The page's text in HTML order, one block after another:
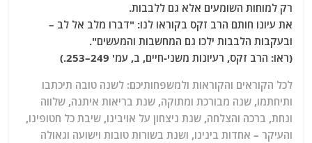
רק למוחות השומעים אלא גם ללבבות.
את עיונו חותם הרב זקס בקוראו לנו: "דברו מלב אל לב –
ובעקבות הלבבות ילכו גם המחשבות והמעשים".
(ראו: הרב זקס, רעיונות משני-חיים, ב, עמ' 249–253.)
לכל הקוראים והקוראות ולמשפחותיכם: לשנה טובה תיכתבו
ותיחתמו, שנה מבורכת ומתוקה, שנת בריאות איתנה, שלווה
ונחת, ברכה והצלחה, שנת ניצחון על אויבינו, שיבת כל חטופינו,
והעיקר – אחדות בינינו, ושנת בשורות טובות וישועה וגאולה